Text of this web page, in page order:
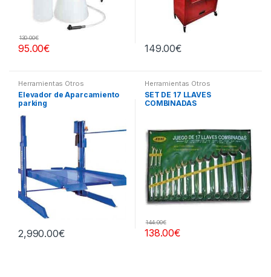
95.00€
130.00€
149.00€
Herramientas Otros
Elevador de Aparcamiento
parking
2,990.00€
Herramientas Otros
SET DE 17 LLAVES
COMBINADAS
138.00€
144.00€